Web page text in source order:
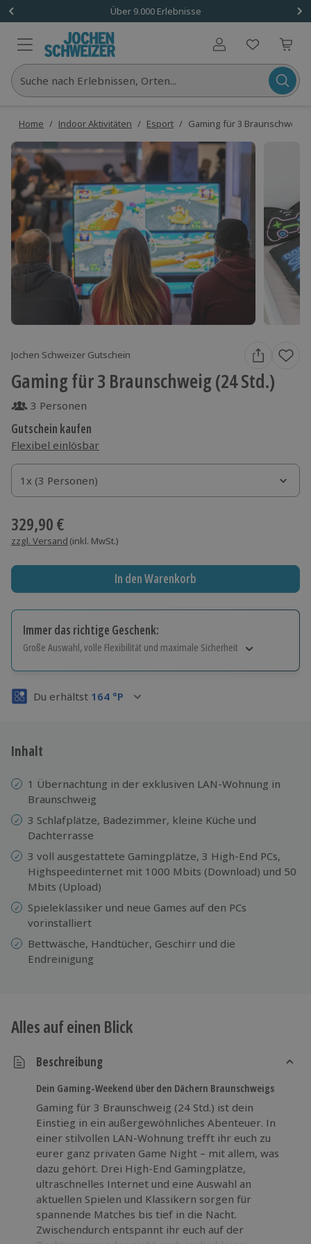
Über 9.000 Erlebnisse
Benutzerkonto
Suche nach Erlebnissen, Orten...
Home / Indoor Aktivitäten / Esport / Gaming für 3 Braunschweig
Jochen Schweizer Gutschein
Gaming für 3 Braunschweig (24 Std.)
3 Personen
Gutschein kaufen
Flexibel einlösbar
1x (3 Personen)
1x (3 Personen)
1x (3 Personen)
329,90 €
zzgl. Versand (inkl. MwSt.)
In den Warenkorb
Immer das richtige Geschenk:
Große Auswahl, volle Flexibilität und maximale Sicherheit
Volle Flexibilität
3 Jahre gültig & verlängerbar.
Du erhältst 164 °P
Inhalt
1 Übernachtung in der exklusiven LAN-Wohnung in
Braunschweig
3 Schlafplätze, Badezimmer, kleine Küche und
Dachterrasse
3 voll ausgestattete Gamingplätze, 3 High-End PCs,
Highspeedinternet mit 1000 Mbits (Download) und 50
Mbits (Upload)
Spieleklassiker und neue Games auf den PCs
vorinstalliert
Bettwäsche, Handtücher, Geschirr und die
Endreinigung
Alles auf einen Blick
Beschreibung
Dein Gaming-Weekend über den Dächern Braunschweigs
Gaming für 3 Braunschweig (24 Std.) ist dein
Einstieg in ein außergewöhnliches Abenteuer. In
einer stilvollen LAN-Wohnung trefft ihr euch zu
eurer ganz privaten Game Night – mit allem, was
dazu gehört. Drei High-End Gamingplätze,
ultraschnelles Internet und eine Auswahl an
aktuellen Spielen und Klassikern sorgen für
spannende Matches bis tief in die Nacht.
Zwischendurch entspannt ihr euch auf der